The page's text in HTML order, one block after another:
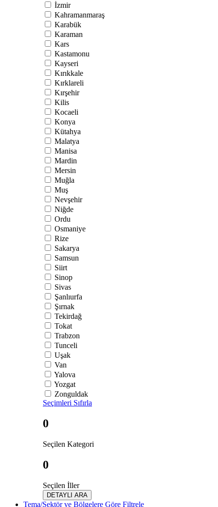
İzmir
Kahramanmaraş
Karabük
Karaman
Kars
Kastamonu
Kayseri
Kırıkkale
Kırklareli
Kırşehir
Kilis
Kocaeli
Konya
Kütahya
Malatya
Manisa
Mardin
Mersin
Muğla
Muş
Nevşehir
Niğde
Ordu
Osmaniye
Rize
Sakarya
Samsun
Siirt
Sinop
Sivas
Şanlıurfa
Şırnak
Tekirdağ
Tokat
Trabzon
Tunceli
Uşak
Van
Yalova
Yozgat
Zonguldak
Seçimleri Sıfırla
0
Seçilen Kategori
0
Seçilen İller
DETAYLI ARA
Tema/Sektör ve Bölgelere Göre Filtrele